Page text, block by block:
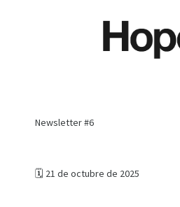
Newsletter #6
🗓 21 de octubre de 2025